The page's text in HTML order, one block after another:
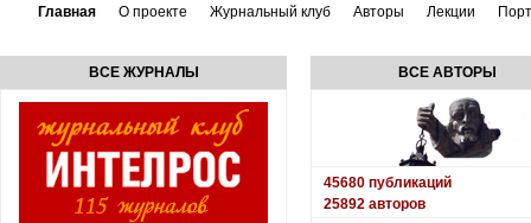
Главная О проекте Журнальный клуб Авторы Лекции
ВСЕ ЖУРНАЛЫ ВСЕ АВТОРЫ
45680 публикаций
25892 авторов